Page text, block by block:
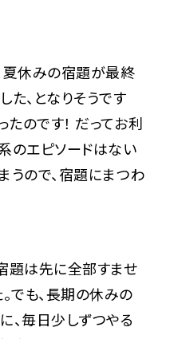
夏休みの宿題が最終
た、となりそうです
たのです！ だってお利
のエピソードはない
うので、宿題にまつわ
題は先に全部すませ
でも、長期の休みの
、毎日少しずつやる